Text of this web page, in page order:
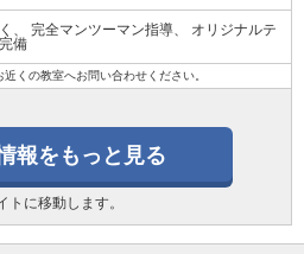
完全マンツーマン指導
オリジナルテ
備
くの教室へお問い合わせください。
報をもっと見る
トに移動します。